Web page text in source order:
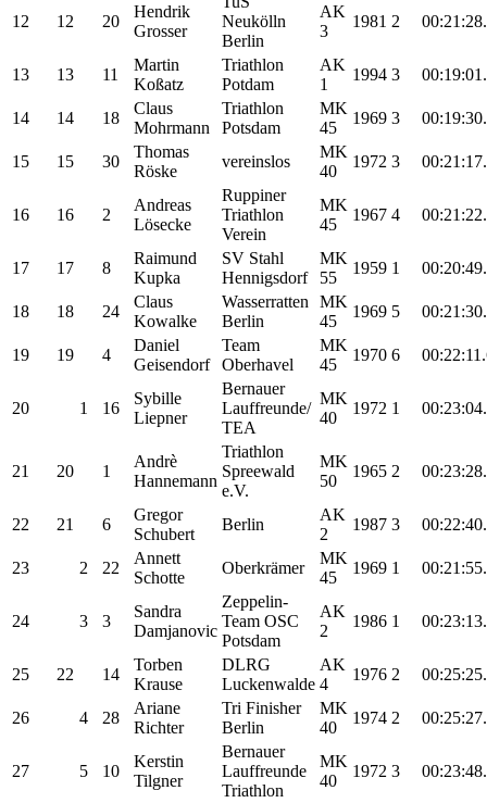
12 12 20
Hendrik
Grosser
Neukölln
Berlin
AK
3
1981 2
13 13 11
Martin
Koßatz
Triathlon
Potdam
AK
1
1994 3
14 14 18
Claus
Mohrmann
Triathlon
Potsdam
MK
45
1969 3
15 15 30
Thomas
Röske
vereinslos
MK
40
1972 3
16 16 2
Andreas
Lösecke
Ruppiner
Triathlon
Verein
MK
45
1967 4
17 17 8
Raimund
Kupka
SV Stahl
Hennigsdorf
MK
55
1959 1
18 18 24
Claus
Kowalke
Wasserratten
Berlin
MK
45
1969 5
19 19 4
Daniel
Geisendorf
Team
Oberhavel
MK
45
1970 6
20 1 16
Sybille
Liepner
Bernauer
Lauffreunde/
TEA
MK
40
1972 1
21 20 1
Andrè
Hannemann
Triathlon
Spreewald
e.V.
MK
50
1965 2
22 21 6
Gregor
Schubert
Berlin
AK
2
1987 3
23 2 22
Annett
Schotte
Oberkrämer
MK
45
1969 1
24 3 3
Sandra
Damjanovic
Zeppelin-
Team OSC
Potsdam
AK
2
1986 1
25 22 14
Torben
Krause
DLRG
Luckenwalde
AK
4
1976 2
26 4 28
Ariane
Richter
Tri Finisher
Berlin
MK
40
1974 2
27 5 10
Kerstin
Tilgner
Bernauer
Lauffreunde
Triathlon
MK
40
1972 3